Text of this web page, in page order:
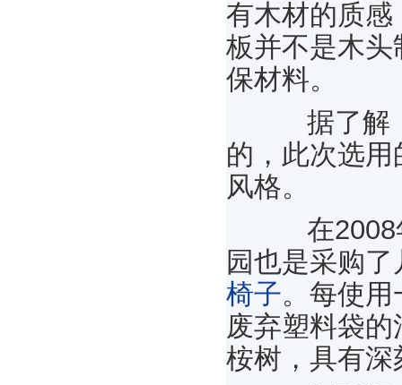
有木材的质
板并不是木
保材料。
据了解，
的，此次选
风格。
在2008年
园也是采购
椅子。每使
废弃塑料袋
桉树，具有